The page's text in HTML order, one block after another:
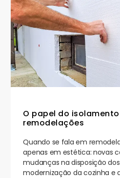
O papel do
remodelações
Quando se fala em
apenas em estética: novas
mudanças na disposição
modernização da cozinha e